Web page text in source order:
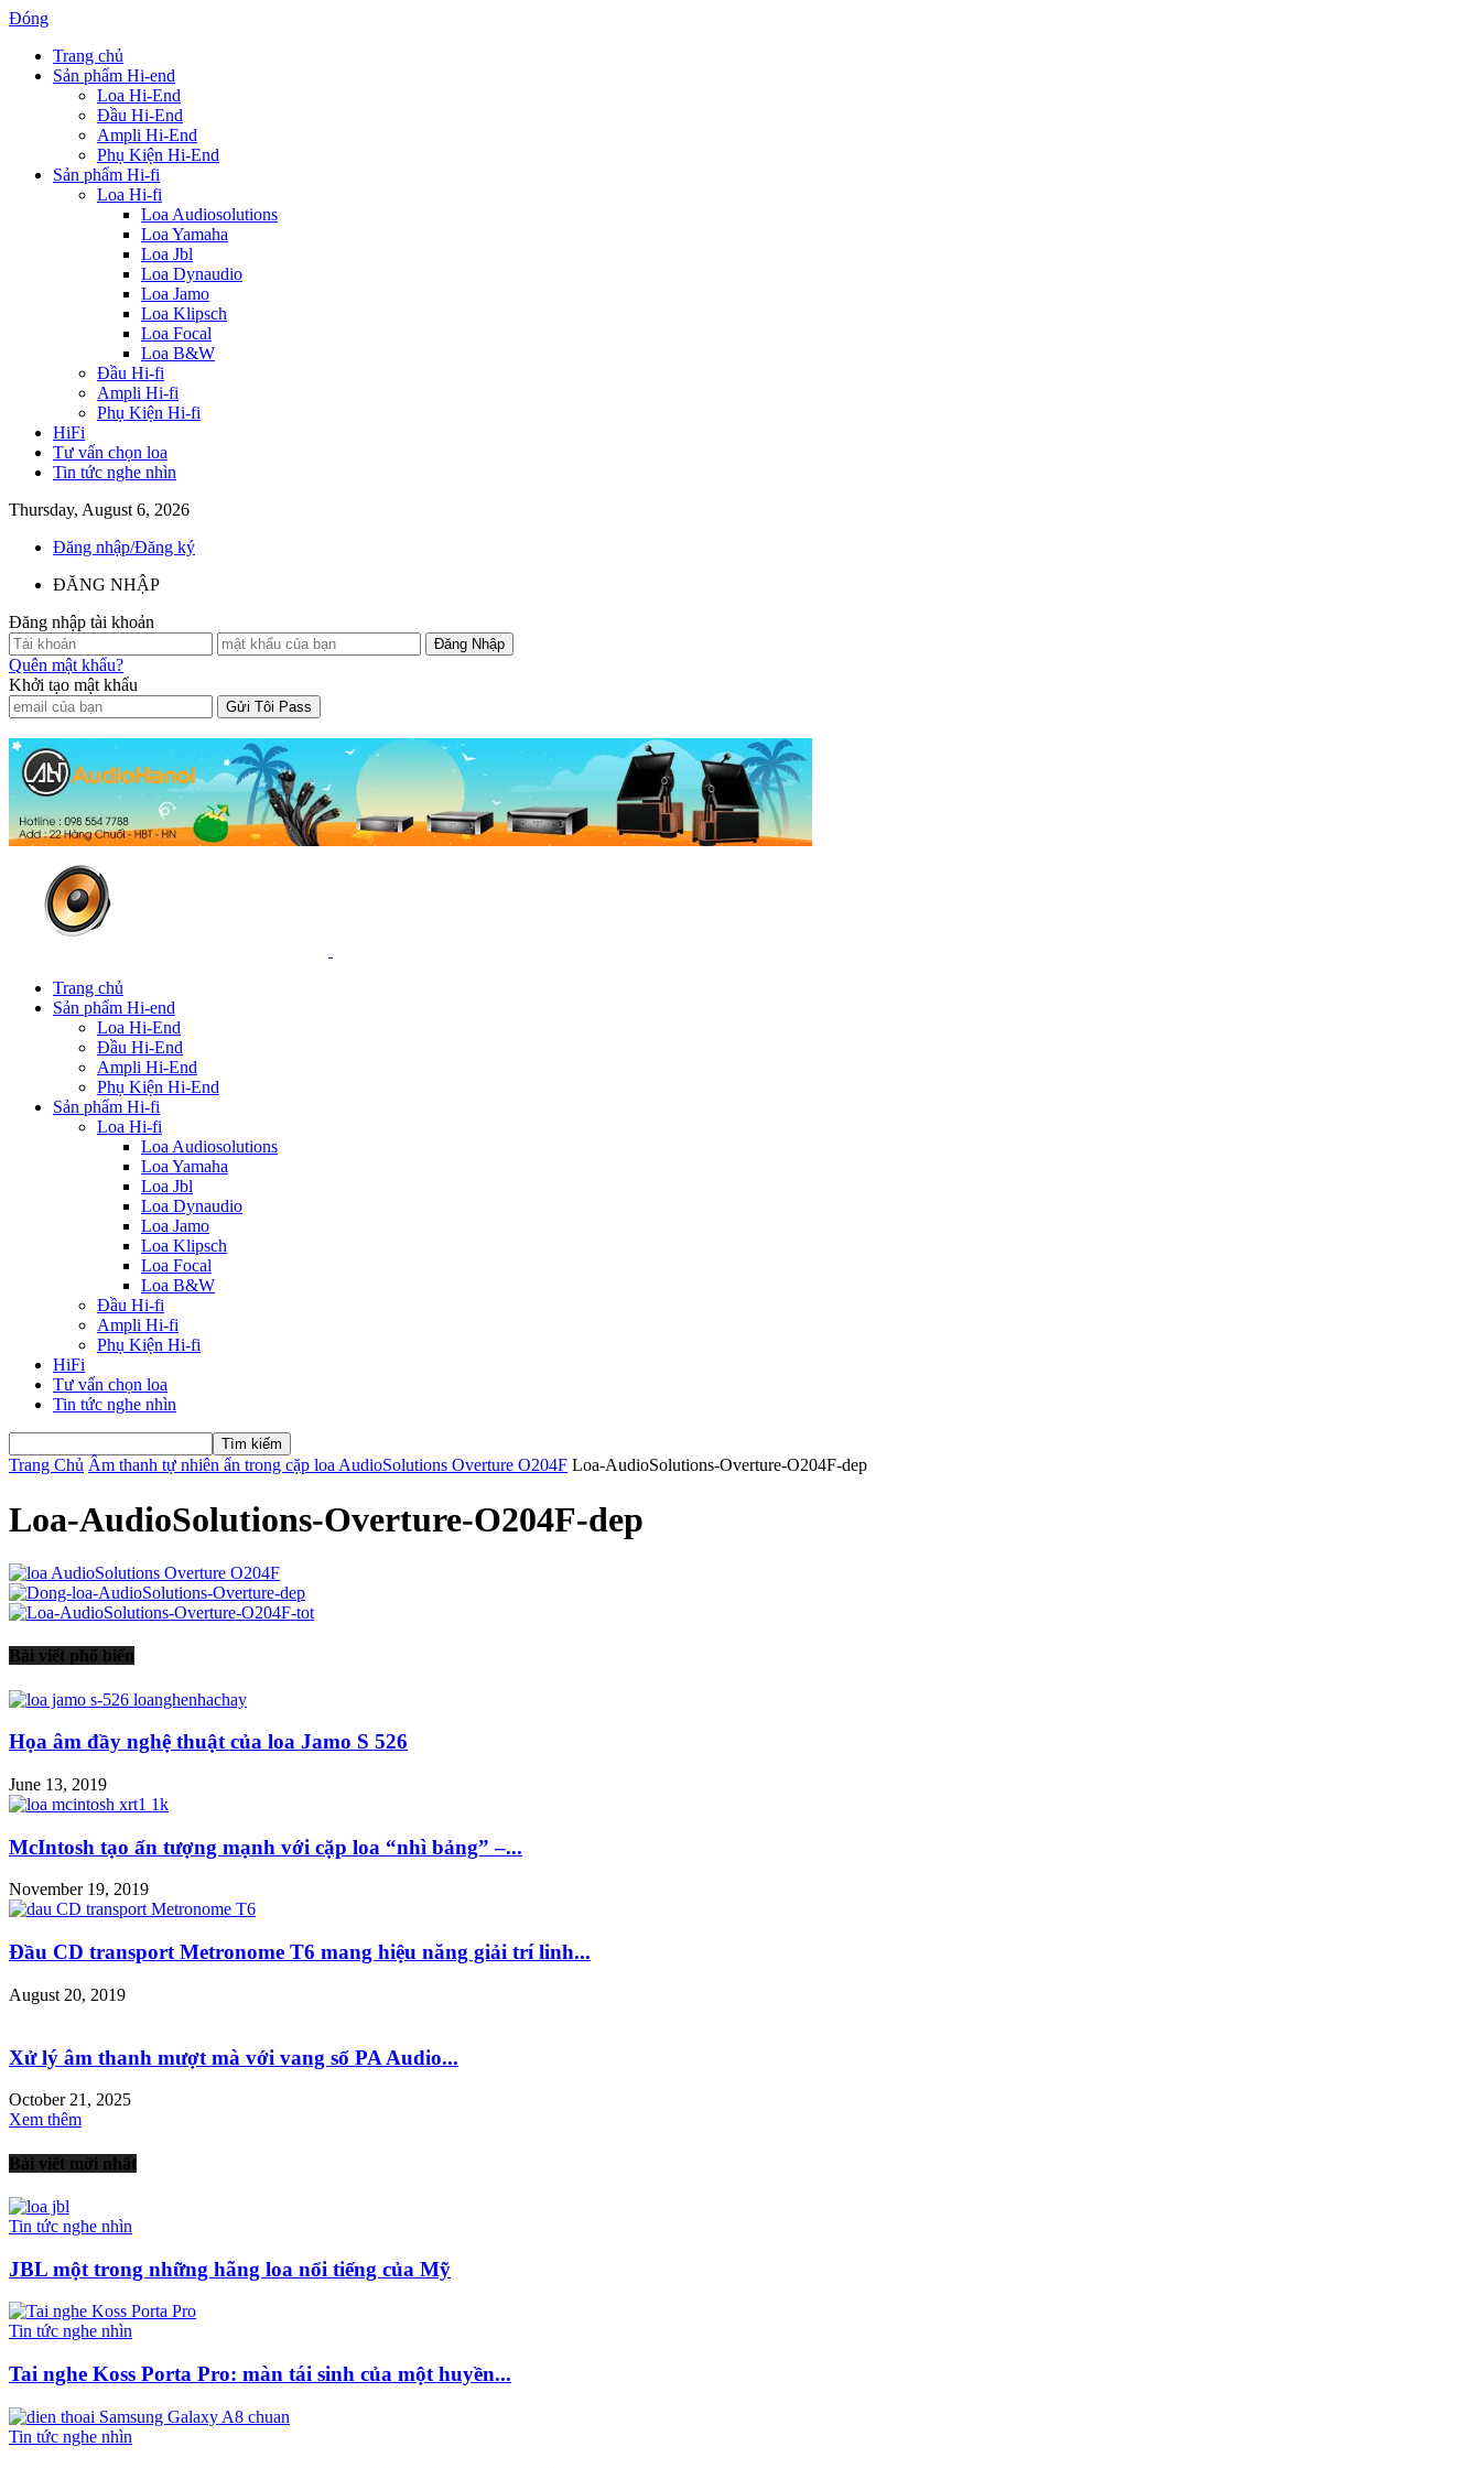
Đóng
Trang chủ
Sản phẩm Hi-end
Loa Hi-End
Đầu Hi-End
Ampli Hi-End
Phụ Kiện Hi-End
Sản phẩm Hi-fi
Loa Hi-fi
Loa Audiosolutions
Loa Yamaha
Loa Jbl
Loa Dynaudio
Loa Jamo
Loa Klipsch
Loa Focal
Loa B&W
Đầu Hi-fi
Ampli Hi-fi
Phụ Kiện Hi-fi
HiFi
Tư vấn chọn loa
Tin tức nghe nhìn
Thursday, August 6, 2026
Đăng nhập/Đăng ký
ĐĂNG NHẬP
Đăng nhập tài khoản
Quên mật khẩu?
Khởi tạo mật khẩu
Trang chủ
Sản phẩm Hi-end
Loa Hi-End
Đầu Hi-End
Ampli Hi-End
Phụ Kiện Hi-End
Sản phẩm Hi-fi
Loa Hi-fi
Loa Audiosolutions
Loa Yamaha
Loa Jbl
Loa Dynaudio
Loa Jamo
Loa Klipsch
Loa Focal
Loa B&W
Đầu Hi-fi
Ampli Hi-fi
Phụ Kiện Hi-fi
HiFi
Tư vấn chọn loa
Tin tức nghe nhìn
Trang Chủ Âm thanh tự nhiên ẩn trong cặp loa AudioSolutions Overture O204F Loa-AudioSolutions-Overture-O204F-dep
Loa-AudioSolutions-Overture-O204F-dep
Bài viết phổ biến
Họa âm đầy nghệ thuật của loa Jamo S 526
June 13, 2019
McIntosh tạo ấn tượng mạnh với cặp loa “nhì bảng” –...
November 19, 2019
Đầu CD transport Metronome T6 mang hiệu năng giải trí linh...
August 20, 2019
Xử lý âm thanh mượt mà với vang số PA Audio...
October 21, 2025
Xem thêm
Bài viết mới nhất
Tin tức nghe nhìn
JBL một trong những hãng loa nổi tiếng của Mỹ
Tin tức nghe nhìn
Tai nghe Koss Porta Pro: màn tái sinh của một huyền...
Tin tức nghe nhìn